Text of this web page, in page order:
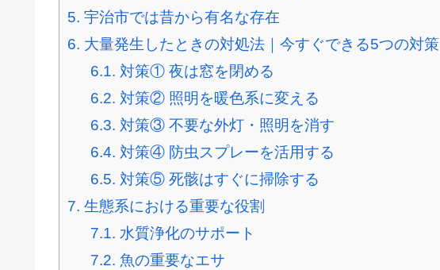
5. 宇治市では昔から有名な存在
6. 大量発生したときの対処法｜今すぐできる5つの対策
6.1. 対策① 夜は窓を閉める
6.2. 対策② 照明を暖色系に変える
6.3. 対策③ 不要な外灯・照明を消す
6.4. 対策④ 防虫スプレーを活用する
6.5. 対策⑤ 死骸はすぐに掃除する
7. 生態系における重要な役割
7.1. 水質浄化のサポート
7.2. 魚の重要なエサ